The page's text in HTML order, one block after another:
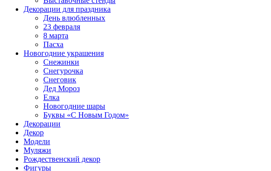
Декорации для праздника
День влюбленных
23 февраля
8 марта
Пасха
Новогодние украшения
Снежинки
Снегурочка
Снеговик
Дед Мороз
Елка
Новогодние шары
Буквы «С Новым Годом»
Декорации
Декор
Модели
Муляжи
Рождественский декор
Фигуры